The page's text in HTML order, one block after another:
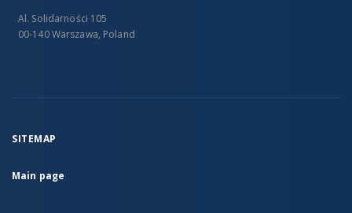
Al. Solidarności 105
00-140 Warszawa, Poland
SITEMAP
Main page